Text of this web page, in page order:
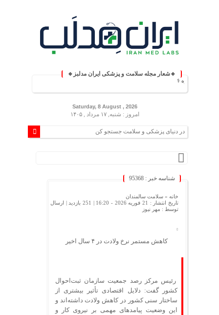
🔹شعار مجله سلامت و پزشکی ایران مدلبز🔹
Saturday, 8 August , 2026
امروز : شنبه, ۱۷ مرداد , ۱۴۰۵
شناسه خبر : 95368
خانه » سلامت سالمندان
تاریخ انتشار : 21 فوریه 2026 - 16:20 |
251 بازدید
| ارسال
توسط : مهر نیوز
کاهش مستمر نرخ ولادت در ۴ سال اخیر
رئیس مرکز رصد جمعیت سازمان ثبت‌احوال
کشور گفت: دلایل اقتصادی تأثیر بیشتری از
ساختار سنی کشور در کاهش ولادت داشته‌اند و
این وضعیت پیامدهای مهمی بر نیروی کار و